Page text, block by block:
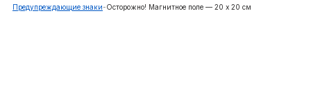
Предупреждающие знаки-Осторожно! Магнитное поле — 20 х 20 см